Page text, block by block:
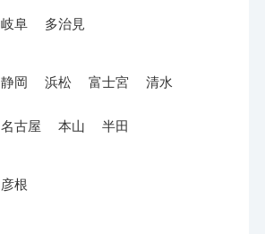
岐阜 多治見
静岡 浜松 富士宮 清水
名古屋 本山 半田
彦根